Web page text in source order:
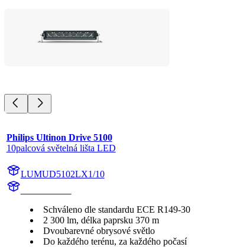
Philips Ultinon Drive 5100
10palcová světelná lišta LED
LUMUD5102LX1/10
Schváleno dle standardu ECE R149-30
2 300 lm, délka paprsku 370 m
Dvoubarevné obrysové světlo
Do každého terénu, za každého počasí